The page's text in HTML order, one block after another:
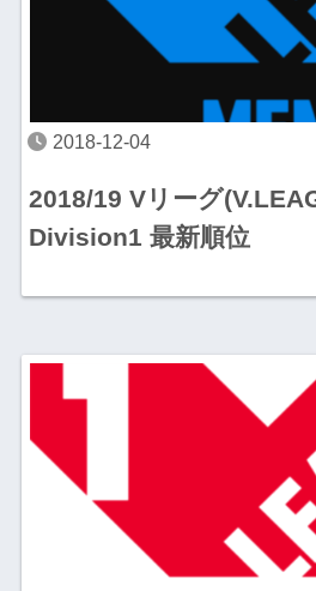
2018-12-04
2018/19 Vリーグ
Division1 最新順位